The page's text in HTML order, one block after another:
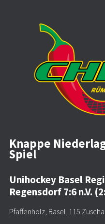
Knappe
Spiel
Unihockey Basel
Regensdorf 7:6 n.V.
Pfaffenholz, Basel. 115